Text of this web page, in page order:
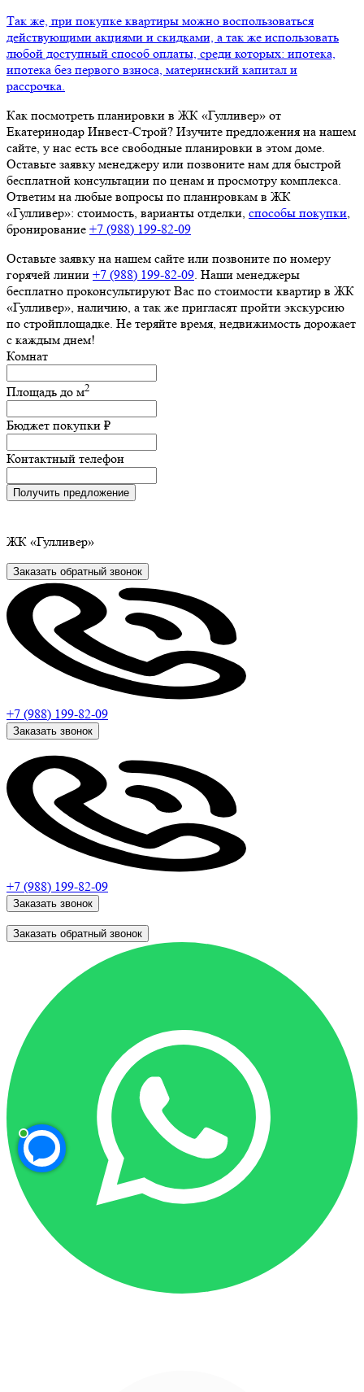
Так же, при покупке квартиры можно воспользоваться
действующими акциями и скидками, а так же использовать
любой доступный способ оплаты, среди которых: ипотека,
ипотека без первого взноса, материнский капитал и
рассрочка.
Как посмотреть планировки в ЖК «Гулливер» от
Екатеринодар Инвест-Строй? Изучите предложения на нашем
сайте, у нас есть все свободные планировки в этом доме.
Оставьте заявку менеджеру или позвоните нам для быстрой
бесплатной консультации по ценам и просмотру комплекса.
Ответим на любые вопросы по планировкам в ЖК
«Гулливер»: стоимость, варианты отделки, способы покупки
бронирование +7 (988) 199‑82‑09
Оставьте заявку на нашем сайте или позвоните по номеру
горячей линии +7 (988) 199‑82‑09 . Наши менеджеры
бесплатно проконсультируют Вас по стоимости квартир в ЖК
«Гулливер», наличию, а так же пригласят пройти экскурсию
по стройплощадке. Не теряйте время, недвижимость дорожает
с каждым днем!
Комнат
Площадь до м2
Бюджет покупки ₽
Контактный телефон
Получить предложение
ЖК «Гулливер»
Заказать обратный звонок
+7 (988) 199-82-09
Заказать звонок
+7 (988) 199-82-09
Заказать звонок
Заказать обратный звонок